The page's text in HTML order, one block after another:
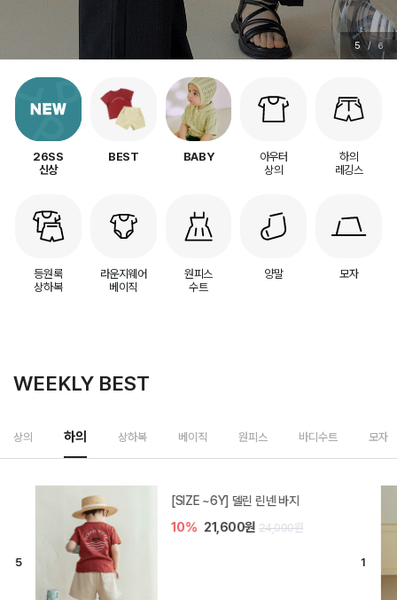
5 / 6
26SS
신상
BEST BABY
아우터
상의
하의
레깅스
등원룩
상하복
라운지웨어
베이직
원피스
수트
양말 모자
WEEKLY BEST
상의 하의 상하복 베이직 원피스 바디수트 모자
[SIZE ~6Y] 델린 린넨 바지
10% 21,600원 24,000원